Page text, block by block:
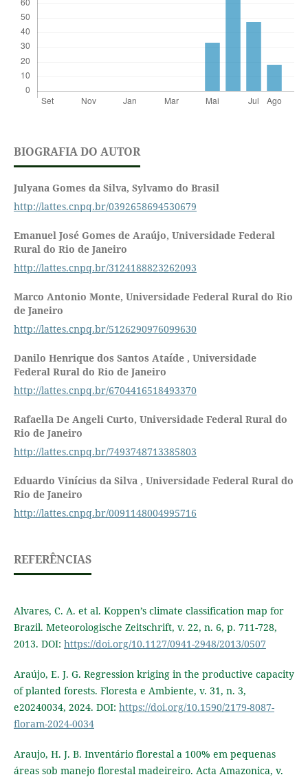
BIOGRAFIA DO AUTOR
Julyana Gomes da Silva, Sylvamo do Brasil
http://lattes.cnpq.br/0392658694530679
Emanuel José Gomes de Araújo, Universidade Federal
Rural do Rio de Janeiro
http://lattes.cnpq.br/3124188823262093
Marco Antonio Monte, Universidade Federal Rural do Rio
de Janeiro
http://lattes.cnpq.br/5126290976099630
Danilo Henrique dos Santos Ataíde , Universidade
Federal Rural do Rio de Janeiro
http://lattes.cnpq.br/6704416518493370
Rafaella De Angeli Curto, Universidade Federal Rural do
Rio de Janeiro
http://lattes.cnpq.br/7493748713385803
Eduardo Vinícius da Silva , Universidade Federal Rural do
Rio de Janeiro
http://lattes.cnpq.br/0091148004995716
REFERÊNCIAS
Alvares, C. A. et al. Koppen’s climate classification map for
Brazil. Meteorologische Zeitschrift, v. 22, n. 6, p. 711-728,
2013. DOI: https://doi.org/10.1127/0941-2948/2013/0507
Araújo, E. J. G. Regression kriging in the productive capacity
of planted forests. Floresta e Ambiente, v. 31, n. 3,
e20240034, 2024. DOI: https://doi.org/10.1590/2179-8087-
floram-2024-0034
Araujo, H. J. B. Inventário florestal a 100% em pequenas
áreas sob manejo florestal madeireiro. Acta Amazonica, v.